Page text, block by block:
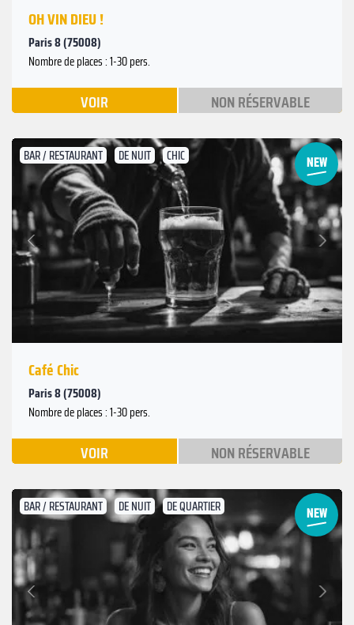
OH VIN DIEU !
Paris 8 (75008)
Nombre de places : 1-30 pers.
VOIR NON RÉSERVABLE
BAR / RESTAURANT DE NUIT CHIC
Précédent
Suivant
Café Chic
Paris 8 (75008)
Nombre de places : 1-30 pers.
VOIR NON RÉSERVABLE
BAR / RESTAURANT DE NUIT DE QUARTIER
Précédent
Suivant